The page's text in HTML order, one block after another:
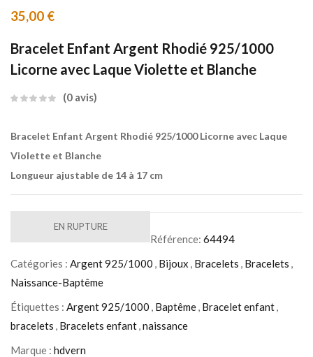
35,00 €
Bracelet Enfant Argent Rhodié 925/1000
Licorne avec Laque Violette et Blanche
0 avis
Bracelet Enfant Argent Rhodié 925/1000 Licorne avec Laque
Violette et Blanche
Longueur ajustable de 14 à 17 cm
EN RUPTURE
Référence: 64494
Catégories : Argent 925/1000 , Bijoux , Bracelets , Bracelets ,
Naissance-Baptême
Étiquettes : Argent 925/1000 , Baptême, Bracelet enfant,
bracelets , Bracelets enfant,naissance
Marque : hdvern